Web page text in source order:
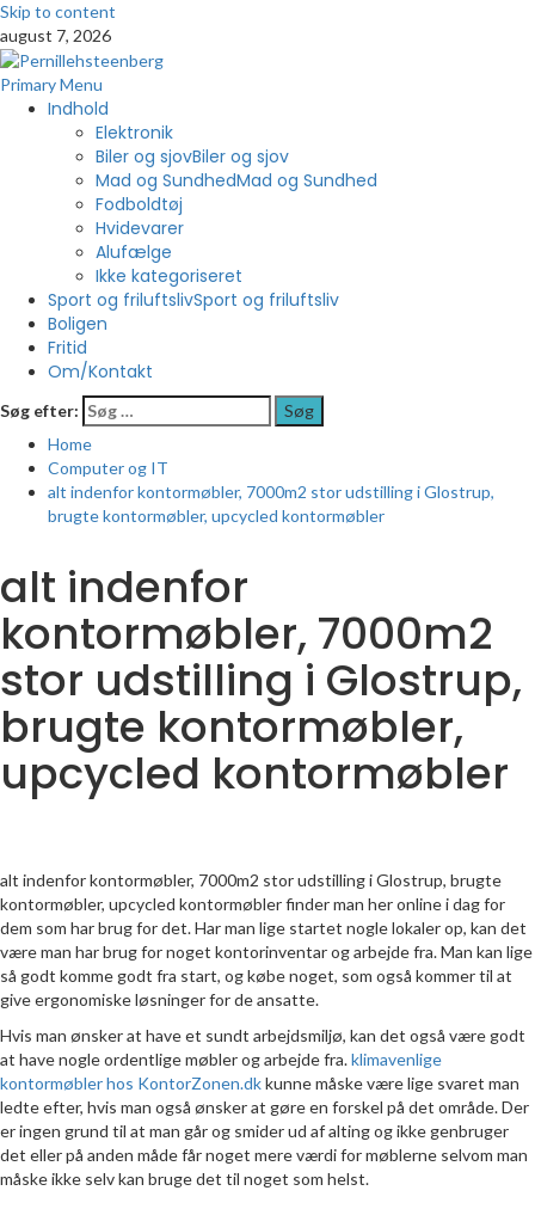
Skip to content
august 7, 2026
Primary Menu
Indhold
Elektronik
Biler og sjovBiler og sjov
Mad og SundhedMad og Sundhed
Fodboldtøj
Hvidevarer
Alufælge
Ikke kategoriseret
Sport og friluftslivSport og friluftsliv
Boligen
Fritid
Om/Kontakt
Søg efter:
Home
Computer og IT
alt indenfor kontormøbler, 7000m2 stor udstilling i Glostrup,
brugte kontormøbler, upcycled kontormøbler
alt indenfor
kontormøbler, 7000m2
stor udstilling i Glostrup,
brugte kontormøbler,
upcycled kontormøbler
alt indenfor kontormøbler, 7000m2 stor udstilling i Glostrup, brugte
kontormøbler, upcycled kontormøbler finder man her online i dag for
dem som har brug for det. Har man lige startet nogle lokaler op, kan det
være man har brug for noget kontorinventar og arbejde fra. Man kan lige
så godt komme godt fra start, og købe noget, som også kommer til at
give ergonomiske løsninger for de ansatte.
Hvis man ønsker at have et sundt arbejdsmiljø, kan det også være godt
at have nogle ordentlige møbler og arbejde fra.klimavenlige
kontormøbler hos KontorZonen.dkkunne måske være lige svaret man
ledte efter, hvis man også ønsker at gøre en forskel på det område. Der
er ingen grund til at man går og smider ud af alting og ikke genbruger
det eller på anden måde får noget mere værdi for møblerne selvom man
måske ikke selv kan bruge det til noget som helst.